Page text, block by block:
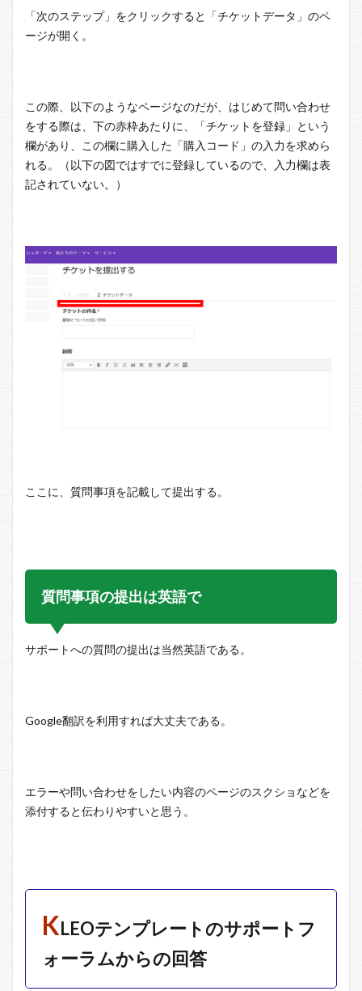
「次のステップ」をクリックすると「チケットデータ」のペ
ージが開く。
この際、以下のようなページなのだが、はじめて問い合わせ
をする際は、下の赤枠あたりに、「チケットを登録」という
欄があり、この欄に購入した「購入コード」の入力を求めら
れる。（以下の図ではすでに登録しているので、入力欄は表
記されていない。）
ここに、質問事項を記載して提出する。
質問事項の提出は英語で
サポートへの質問の提出は当然英語である。
Google翻訳を利用すれば大丈夫である。
エラーや問い合わせをしたい内容のページのスクショなどを
添付すると伝わりやすいと思う。
KLEOテンプレートのサポートフ
ォーラムからの回答